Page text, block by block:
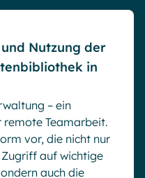
Nutzung der
in
– ein
Teamarbeit.
vor, die nicht nur
auf wichtige
auch die